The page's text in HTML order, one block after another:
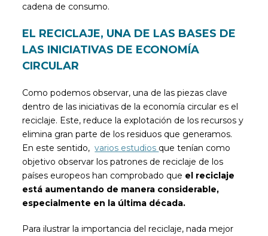
cadena de consumo.
EL RECICLAJE, UNA DE LAS BASES DE
LAS INICIATIVAS DE ECONOMÍA
CIRCULAR
Como podemos observar, una de las piezas clave
dentro de las iniciativas de la economía circular es el
reciclaje. Este, reduce la explotación de los recursos y
elimina gran parte de los residuos que generamos.
En este sentido,varios estudios que tenían como
objetivo observar los patrones de reciclaje de los
países europeos han comprobado que el reciclaje
está aumentando de manera considerable,
especialmente en la última década.
Para ilustrar la importancia del reciclaje, nada mejor